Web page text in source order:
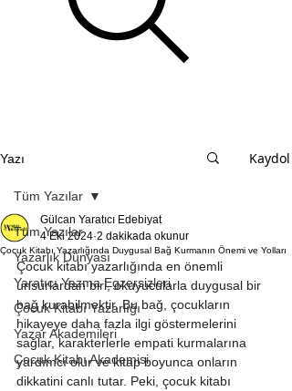
Yazı Kaydol
Tüm Yazılar
Yazarlık Dünyası
Yaratıcı Yazma Egzersizleri
Çocuk Kitabı Yazarlığı
Yazar Akademileri
Çocuk Kitabı Akademisi
Tüm Yazılar
Çocuk Kitabı Yazarlığında Duygusal Bağ Kurmanın Önemi ve Yolları
Gülcan Yaratıcı Edebiyat
4 Eki 2024 2 dakikada okunur
Çocuk kitabı yazarlığında en önemli
unsurlardan biri, okuyucularla duygusal bir
bağ kurabilmektir. Bu bağ, çocukların
hikayeye daha fazla ilgi göstermelerini
sağlar, karakterlerle empati kurmalarına
yardımcı olur ve kitap boyunca onların
dikkatini canlı tutar. Peki, çocuk kitabı